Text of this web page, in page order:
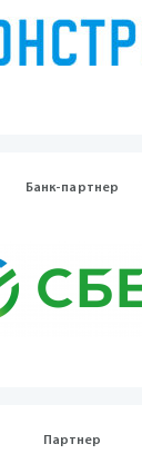
Банк-партнер
Партнер